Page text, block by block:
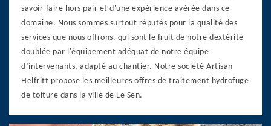
savoir-faire hors pair et d'une expérience avérée dans ce
domaine. Nous sommes surtout réputés pour la qualité des
services que nous offrons, qui sont le fruit de notre dextérité
doublée par l'équipement adéquat de notre équipe
d’intervenants, adapté au chantier. Notre société Artisan
Helfritt propose les meilleures offres de traitement hydrofuge
de toiture dans la ville de Le Sen.